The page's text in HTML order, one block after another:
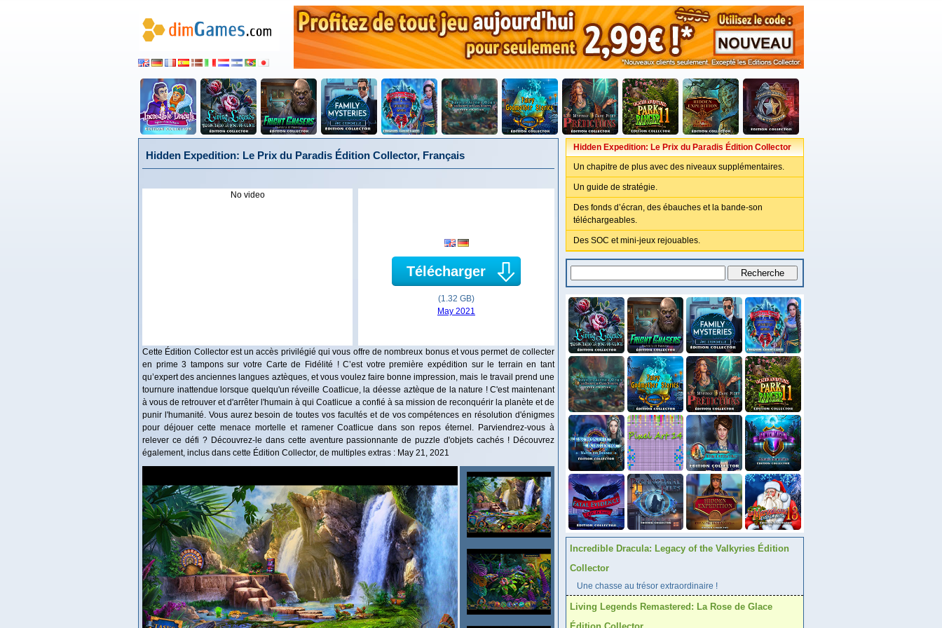
Hidden Expedition: Le Prix du Paradis Édition Collector, Français
No video
Télécharger
(1.32 GB)
May 2021
Cette Édition Collector est un accès privilégié qui vous offre de nombreux bonus et vous permet de collecter
en prime 3 tampons sur votre Carte de Fidélité ! C’est votre première expédition sur le terrain en tant
qu’expert des anciennes langues aztèques, et vous voulez faire bonne impression, mais le travail prend une
tournure inattendue lorsque quelqu'un réveille Coatlicue, la déesse aztèque de la nature ! C'est maintenant
à vous de retrouver et d'arrêter l'humain à qui Coatlicue a confié à sa mission de reconquérir la planète et de
punir l'humanité. Vous aurez besoin de toutes vos facultés et de vos compétences en résolution d'énigmes
pour déjouer cette menace mortelle et ramener Coatlicue dans son repos éternel. Parviendrez-vous à
relever ce défi ? Découvrez-le dans cette aventure passionnante de puzzle d'objets cachés ! Découvrez
également, inclus dans cette Édition Collector, de multiples extras : May 21, 2021
Hidden Expedition: Le Prix du Paradis Édition Collector
Un chapitre de plus avec des niveaux supplémentaires.
Un guide de stratégie.
Des fonds d’écran, des ébauches et la bande-son
téléchargeables.
Des SOC et mini-jeux rejouables.
Incredible Dracula: Legacy of the Valkyries Édition
Collector
Une chasse au trésor extraordinaire !
Living Legends Remastered: La Rose de Glace